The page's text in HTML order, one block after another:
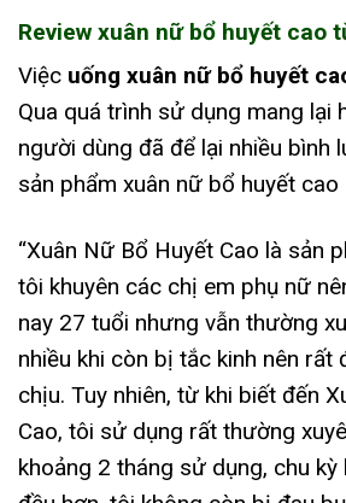
Review xuân nữ bổ huyết cao
Việc uống xuân nữ bổ huyết
Qua quá trình sử dụng mang lại
người dùng đã để lại nhiều bình
sản phẩm xuân nữ bổ huyết cao
“Xuân Nữ Bổ Huyết Cao là sản
tôi khuyên các chị em phụ nữ
nay 27 tuổi nhưng vẫn thường
nhiều khi còn bị tắc kinh nên rất
chịu. Tuy nhiên, từ khi biết đến
Cao, tôi sử dụng rất thường
khoảng 2 tháng sử dụng, chu kỳ